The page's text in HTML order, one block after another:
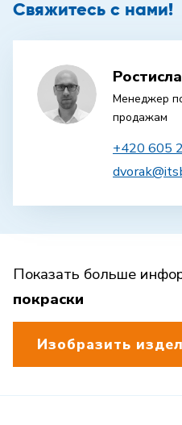
Свяжитесь с нами!
Менеджер
продажам
+420 605
Показать больше
покраски
Изобразить